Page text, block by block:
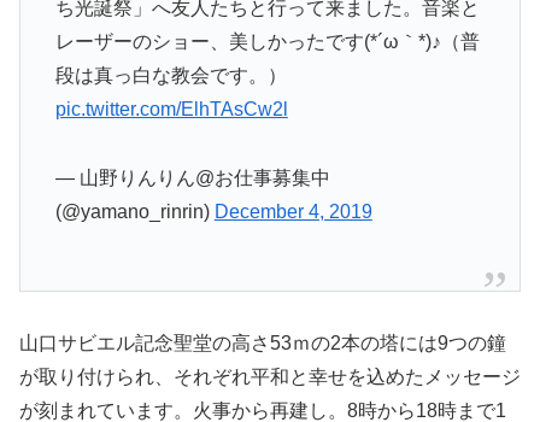
ち光誕祭」へ友人たちと行って来ました。音楽と
レーザーのショー、美しかったです(*´ω｀*)♪（普
段は真っ白な教会です。）
pic.twitter.com/ElhTAsCw2l
— 山野りんりん@お仕事募集中
(@yamano_rinrin) December 4, 2019
山口サビエル記念聖堂の高さ53ｍの2本の塔には9つの鐘
が取り付けられ、それぞれ平和と幸せを込めたメッセージ
が刻まれています。火事から再建し。8時から18時まで1